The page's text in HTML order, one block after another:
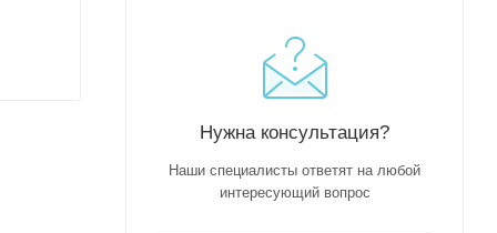
Нужна консультация?
Наши специалисты ответят на любой
интересующий вопрос